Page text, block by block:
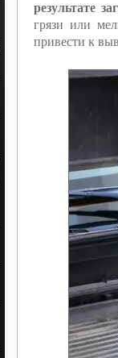
результате
грязи или
привести к